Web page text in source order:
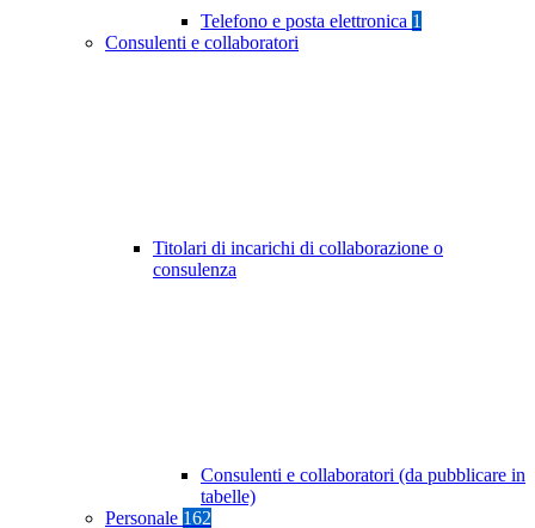
Telefono e posta elettronica 1
Consulenti e collaboratori
Titolari di incarichi di collaborazione o
consulenza
Consulenti e collaboratori (da pubblicare in
tabelle)
Personale 162